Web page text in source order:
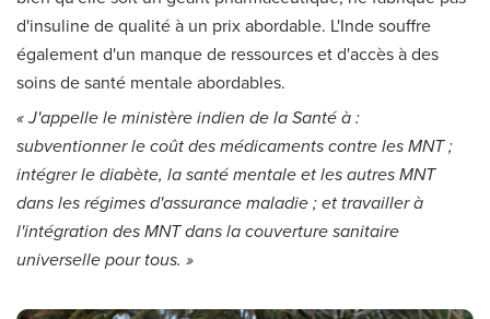
d'insuline de qualité à un prix abordable. L'Inde souffre
également d'un manque de ressources et d'accès à des
soins de santé mentale abordables.
« J'appelle le ministère indien de la Santé à :
subventionner le coût des médicaments contre les MNT ;
intégrer le diabète, la santé mentale et les autres MNT
dans les régimes d'assurance maladie ; et travailler à
l'intégration des MNT dans la couverture sanitaire
universelle pour tous. »